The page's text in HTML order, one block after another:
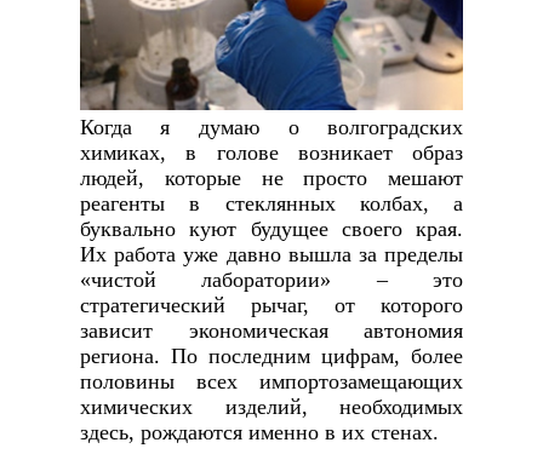
Когда я думаю о волгоградских
химиках, в голове возникает образ
людей, которые не просто мешают
реагенты в стеклянных колбах, а
буквально куют будущее своего края.
Их работа уже давно вышла за пределы
«чистой лаборатории» – это
стратегический рычаг, от которого
зависит экономическая автономия
региона. По последним цифрам, более
половины всех импортозамещающих
химических изделий, необходимых
здесь, рождаются именно в их стенах.